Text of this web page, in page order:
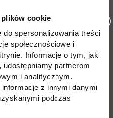
cookie
spersonalizowania treści
społecznościowe i
Informacje o tym, jak
partnerom
i analitycznym.
z innymi danymi
podczas